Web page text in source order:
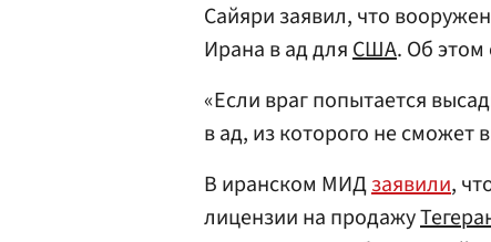
Сайяри заявил, что
Ирана в ад дляСША. Об этом
«Если враг попытается
в ад, из которого не сможет
В иранском МИДзаявили,
лицензии на продажу